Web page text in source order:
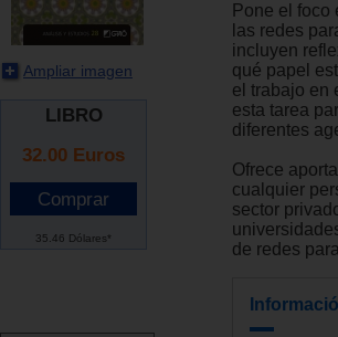
Ampliar imagen
LIBRO
32.00 Euros
35.46 Dólares*
Pone el foco
las redes
incluyen
qué papel
el trabajo en
esta tarea
diferentes
Ofrece
cualquier
sector
de redes